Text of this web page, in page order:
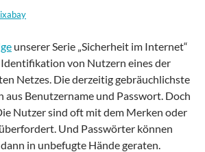
unserer Serie „Sicherheit im Internet“
von Nutzern eines der
Netzes. Die derzeitig gebräuchlichste
Benutzername und Passwort. Doch
Nutzer sind oft mit dem Merken oder
Und Passwörter können
in unbefugte Hände geraten.